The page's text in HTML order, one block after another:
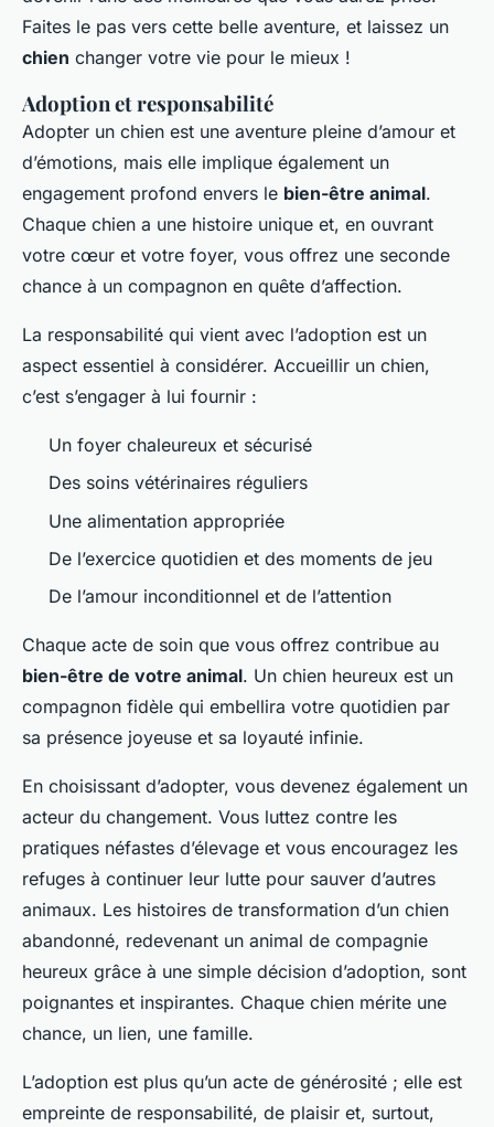
Faites le pas vers cette belle aventure, et laissez un
chien changer votre vie pour le mieux !
Adoption et responsabilité
Adopter un chien est une aventure pleine d’amour et
d’émotions, mais elle implique également un
engagement profond envers le bien-être animal.
Chaque chien a une histoire unique et, en ouvrant
votre cœur et votre foyer, vous offrez une seconde
chance à un compagnon en quête d’affection.
La responsabilité qui vient avec l’adoption est un
aspect essentiel à considérer. Accueillir un chien,
c’est s’engager à lui fournir :
Un foyer chaleureux et sécurisé
Des soins vétérinaires réguliers
Une alimentation appropriée
De l’exercice quotidien et des moments de jeu
De l’amour inconditionnel et de l’attention
Chaque acte de soin que vous offrez contribue au
bien-être de votre animal. Un chien heureux est un
compagnon fidèle qui embellira votre quotidien par
sa présence joyeuse et sa loyauté infinie.
En choisissant d’adopter, vous devenez également un
acteur du changement. Vous luttez contre les
pratiques néfastes d’élevage et vous encouragez les
refuges à continuer leur lutte pour sauver d’autres
animaux. Les histoires de transformation d’un chien
abandonné, redevenant un animal de compagnie
heureux grâce à une simple décision d’adoption, sont
poignantes et inspirantes. Chaque chien mérite une
chance, un lien, une famille.
L’adoption est plus qu’un acte de générosité ; elle est
empreinte de responsabilité, de plaisir et, surtout,